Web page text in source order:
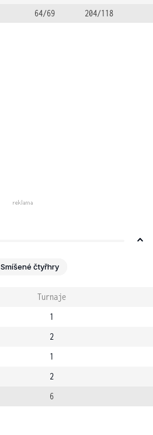
64/69 204/118
Smíšené čtyřhry
Turnaje
1
2
1
2
6